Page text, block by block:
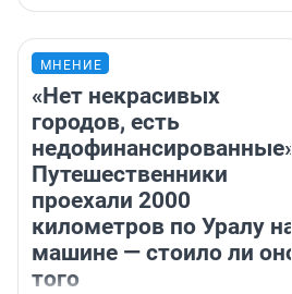
МНЕНИЕ
«Нет некрасивых
городов, есть
недофинансированные».
Путешественники
проехали 2000
километров по Уралу на
машине — стоило ли оно
того